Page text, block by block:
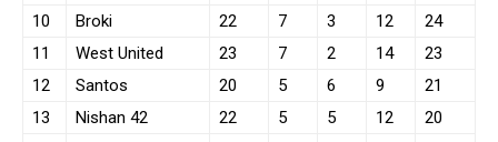
10
Broki 22 7 3 12
24
11
West United 23 7 2 14
23
12
Santos 20 5 6 9
21
13
Nishan 42 22 5 5 12
20